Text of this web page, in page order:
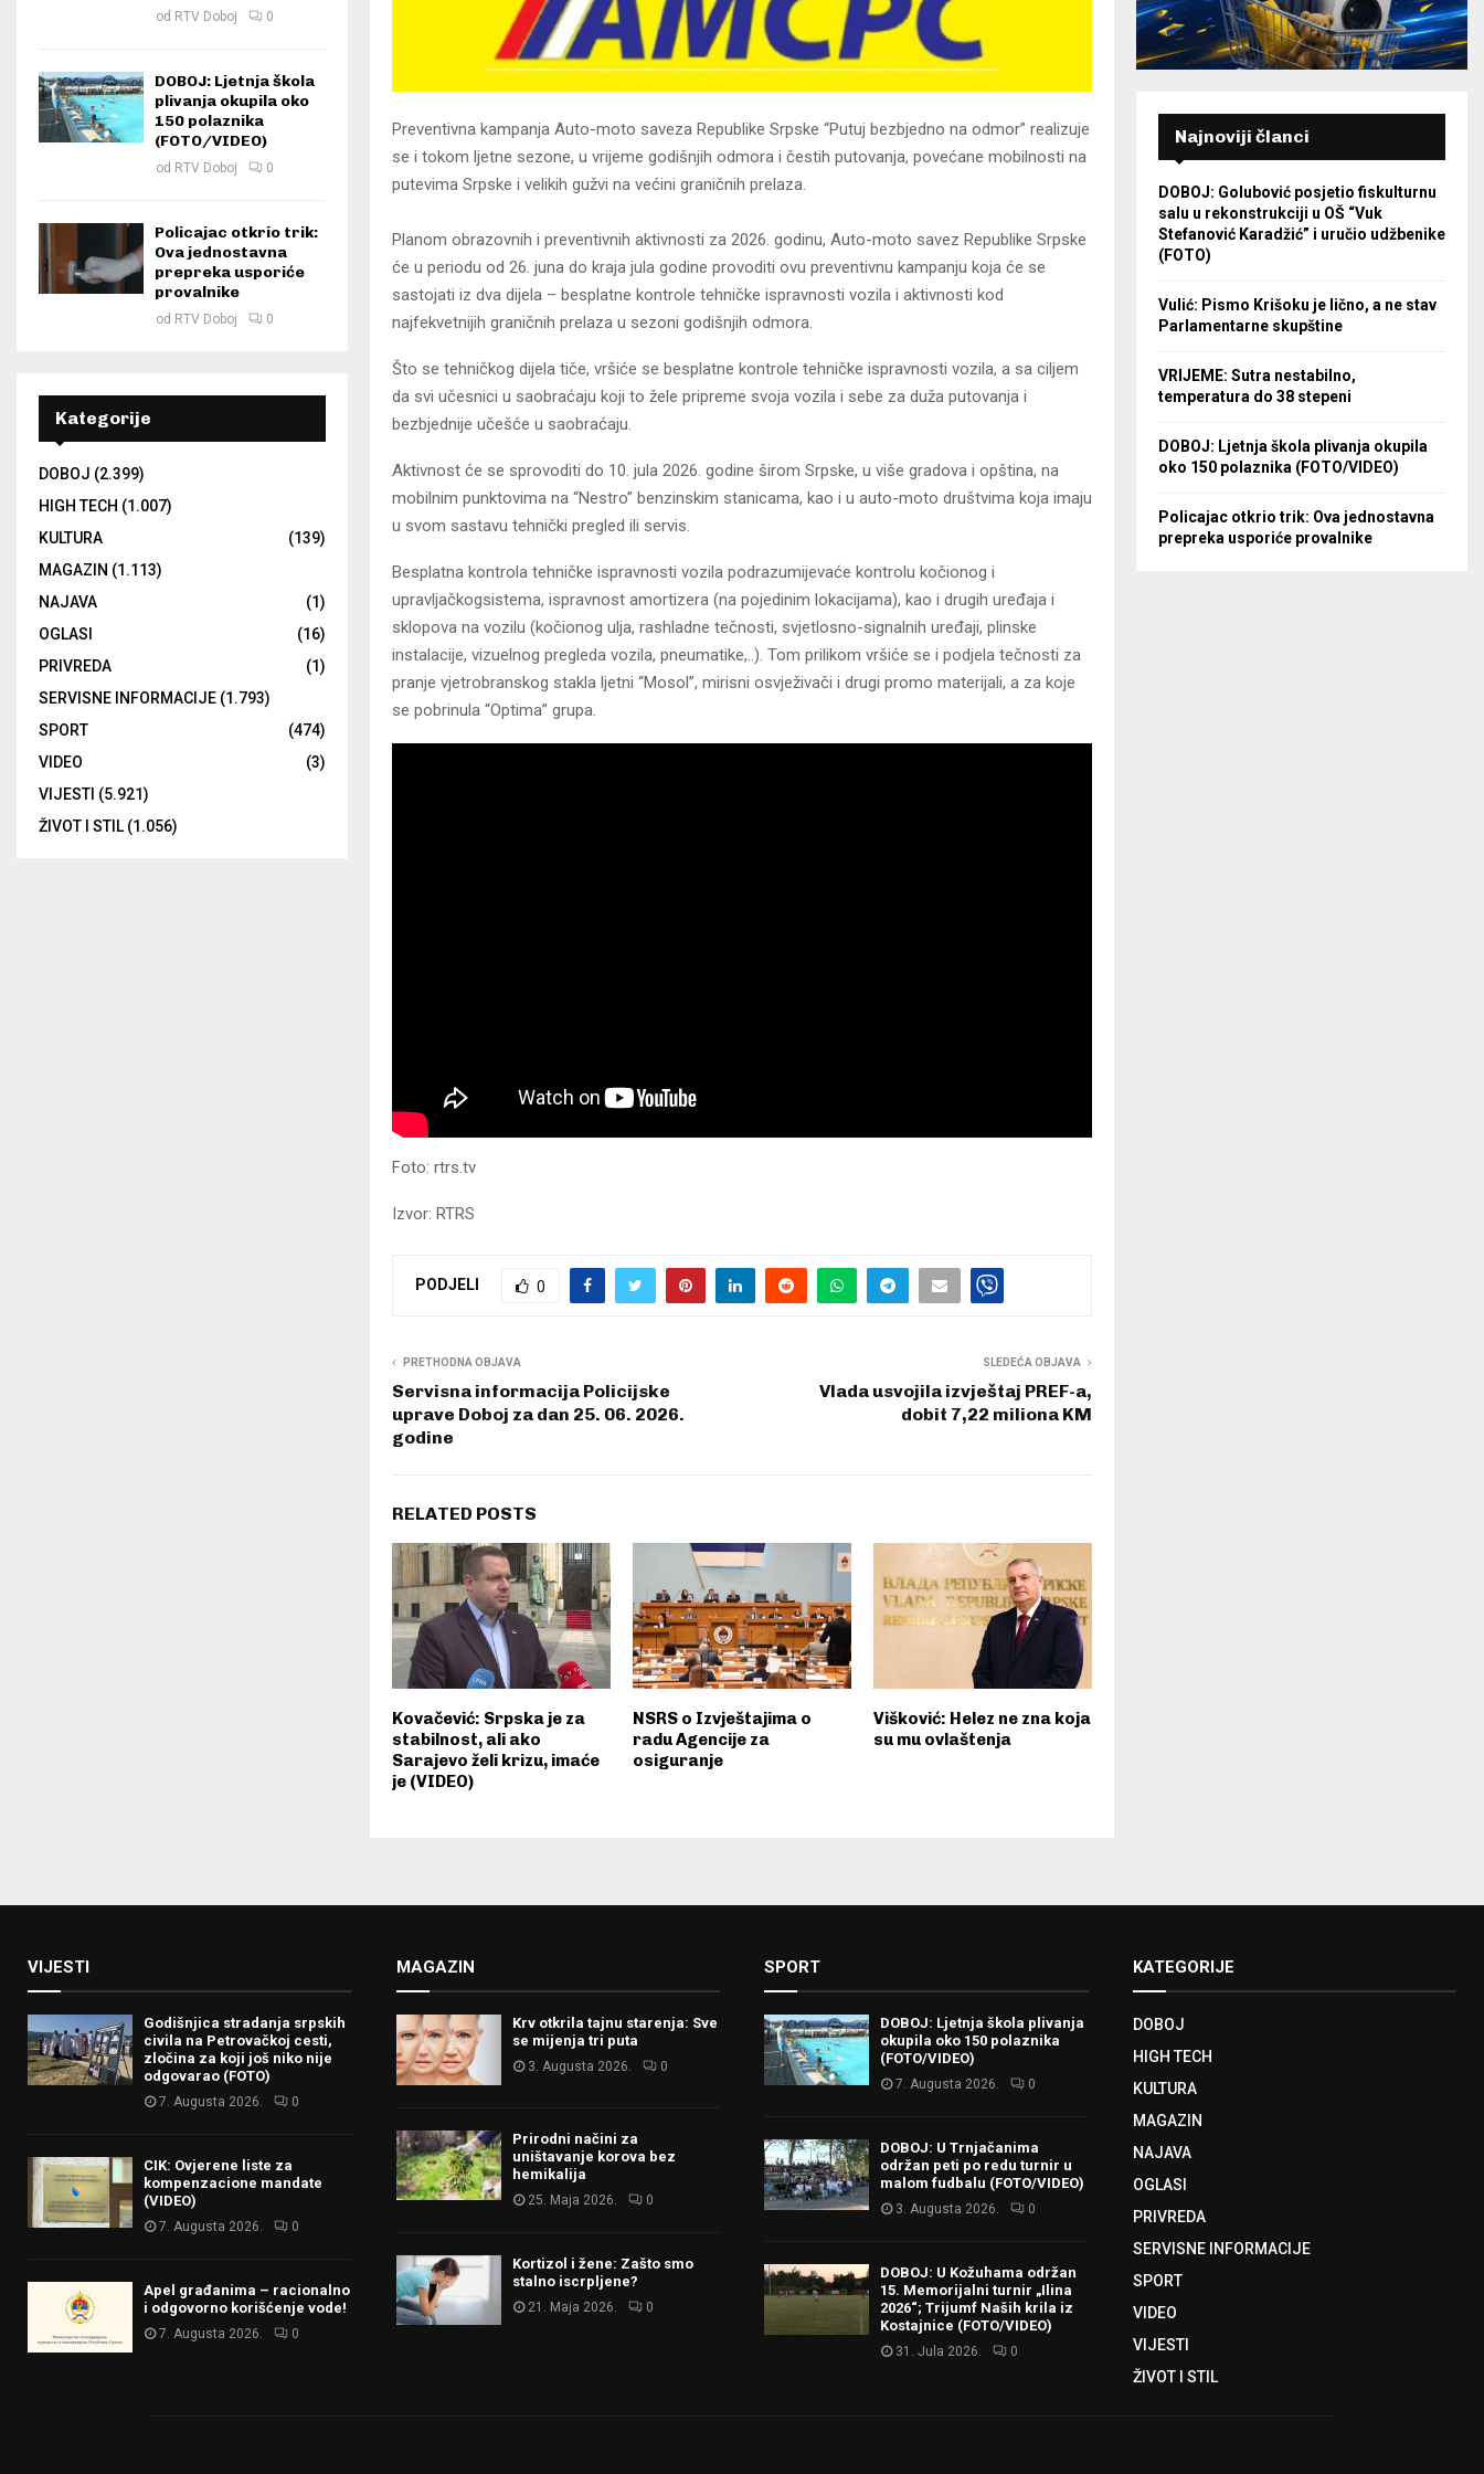
Preventivna kampanja Auto-moto saveza Republike Srpske “Putuj bezbjedno na odmor” realizuje
se i tokom ljetne sezone, u vrijeme godišnjih odmora i čestih putovanja, povećane mobilnosti na
putevima Srpske i velikih gužvi na većini graničnih prelaza.
Planom obrazovnih i preventivnih aktivnosti za 2026. godinu, Auto-moto savez Republike Srpske
će u periodu od 26. juna do kraja jula godine provoditi ovu preventivnu kampanju koja će se
sastojati iz dva dijela – besplatne kontrole tehničke ispravnosti vozila i aktivnosti kod
najfekvetnijih graničnih prelaza u sezoni godišnjih odmora.
Što se tehničkog dijela tiče, vršiće se besplatne kontrole tehničke ispravnosti vozila, a sa ciljem
da svi učesnici u saobraćaju koji to žele pripreme svoja vozila i sebe za duža putovanja i
bezbjednije učešće u saobraćaju.
Aktivnost će se sprovoditi do 10. jula 2026. godine širom Srpske, u više gradova i opština, na
mobilnim punktovima na “Nestro” benzinskim stanicama, kao i u auto-moto društvima koja imaju
u svom sastavu tehnički pregled ili servis.
Besplatna kontrola tehničke ispravnosti vozila podrazumijevaće kontrolu kočionog i
upravljačkogsistema, ispravnost amortizera (na pojedinim lokacijama), kao i drugih uređaja i
sklopova na vozilu (kočionog ulja, rashladne tečnosti, svjetlosno-signalnih uređaji, plinske
instalacije, vizuelnog pregleda vozila, pneumatike,..). Tom prilikom vršiće se i podjela tečnosti za
pranje vjetrobranskog stakla ljetni “Mosol”, mirisni osvježivači i drugi promo materijali, a za koje
se pobrinula “Optima” grupa.
Foto: rtrs.tv
Izvor: RTRS
PODJELI 0
PRETHODNA OBJAVA
Servisna informacija Policijske
uprave Doboj za dan 25. 06. 2026.
godine
SLEDEĆA OBJAVA
Vlada usvojila izvještaj PREF-a,
dobit 7,22 miliona KM
RELATED POSTS
Kovačević: Srpska je za
stabilnost, ali ako
Sarajevo želi krizu, imaće
je (VIDEO)
NSRS o Izvještajima o
radu Agencije za
osiguranje
Višković: Helez ne zna koja
su mu ovlaštenja
od RTV Doboj 0
DOBOJ: Ljetnja škola
plivanja okupila oko
150 polaznika
(FOTO/VIDEO)
od RTV Doboj 0
Policajac otkrio trik:
Ova jednostavna
prepreka usporiće
provalnike
od RTV Doboj 0
Kategorije
DOBOJ (2.399)
HIGH TECH (1.007)
KULTURA
(139)
MAGAZIN (1.113)
NAJAVA
(1)
OGLASI
(16)
PRIVREDA
(1)
SERVISNE INFORMACIJE (1.793)
SPORT
(474)
VIDEO
(3)
VIJESTI (5.921)
ŽIVOT I STIL(1.056)
Najnoviji članci
DOBOJ: Golubović posjetio fiskulturnu
salu u rekonstrukciji u OŠ “Vuk
Stefanović Karadžić” i uručio udžbenike
(FOTO)
Vulić: Pismo Krišoku je lično, a ne stav
Parlamentarne skupštine
VRIJEME: Sutra nestabilno,
temperatura do 38 stepeni
DOBOJ: Ljetnja škola plivanja okupila
oko 150 polaznika (FOTO/VIDEO)
Policajac otkrio trik: Ova jednostavna
prepreka usporiće provalnike
VIJESTI
Godišnjica stradanja srpskih
civila na Petrovačkoj cesti,
zločina za koji još niko nije
odgovarao (FOTO)
7. Augusta 2026. 0
CIK: Ovjerene liste za
kompenzacione mandate
(VIDEO)
7. Augusta 2026. 0
Apel građanima – racionalno
i odgovorno korišćenje vode!
7. Augusta 2026. 0
MAGAZIN
Krv otkrila tajnu starenja: Sve
se mijenja tri puta
3. Augusta 2026. 0
Prirodni načini za
uništavanje korova bez
hemikalija
25. Maja 2026. 0
Kortizol i žene: Zašto smo
stalno iscrpljene?
21. Maja 2026. 0
SPORT
DOBOJ: Ljetnja škola plivanja
okupila oko 150 polaznika
(FOTO/VIDEO)
7. Augusta 2026. 0
DOBOJ: U Trnjačanima
održan peti po redu turnir u
malom fudbalu (FOTO/VIDEO)
3. Augusta 2026. 0
DOBOJ: U Kožuhama održan
15. Memorijalni turnir „Ilina
2026“; Trijumf Naših krila iz
Kostajnice (FOTO/VIDEO)
31. Jula 2026. 0
KATEGORIJE
DOBOJ
HIGH TECH
KULTURA
MAGAZIN
NAJAVA
OGLASI
PRIVREDA
SERVISNE INFORMACIJE
SPORT
VIDEO
VIJESTI
ŽIVOT I STIL